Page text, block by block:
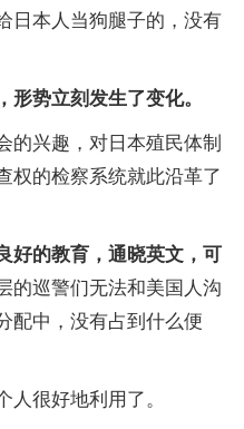
日本人当狗腿子的，没有
形势立刻发生了变化。
的兴趣，对日本殖民体制
权的检察系统就此沿革了
好的教育，通晓英文，可
的巡警们无法和美国人沟
配中，没有占到什么便
人很好地利用了。